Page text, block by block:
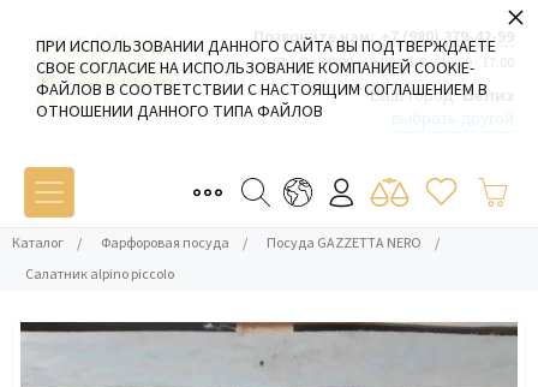
Позвоните нам: +7 (980) 379-42-99
Пн-Пт: 09:00 - 19:00 Сб-Вс: 10:00 - 17:00
Ваш город:Белиз
Каталог / Фарфоровая посуда / Посуда GAZZETTA NERO
/
Салатник alpino piccolo
ПРИ ИСПОЛЬЗОВАНИИ ДАННОГО САЙТА ВЫ ПОДТВЕРЖДАЕТЕ
СВОЕ СОГЛАСИЕ НА ИСПОЛЬЗОВАНИЕ КОМПАНИЕЙ COOKIE-
ФАЙЛОВ В СООТВЕТСТВИИ С НАСТОЯЩИМ СОГЛАШЕНИЕМ В
ОТНОШЕНИИ ДАННОГО ТИПА ФАЙЛОВ
×